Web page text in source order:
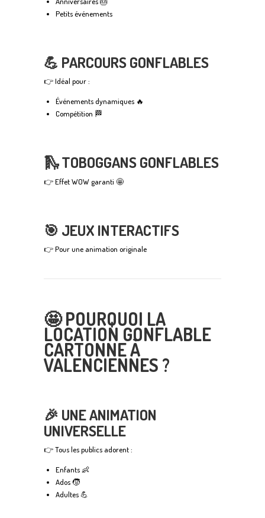
Petits événements
💪 PARCOURS GONFLABLES
👉 Idéal pour :
Événements dynamiques 🔥
Compétition 🏁
🛝 TOBOGGANS GONFLABLES
👉 Effet WOW garanti 🤩
🎯 JEUX INTERACTIFS
👉 Pour une animation originale
🤩 POURQUOI LA
LOCATION GONFLABLE
CARTONNE À
VALENCIENNES ?
🎉 UNE ANIMATION
UNIVERSELLE
👉 Tous les publics adorent :
Enfants 👶
Ados 🧒
Adultes 💪